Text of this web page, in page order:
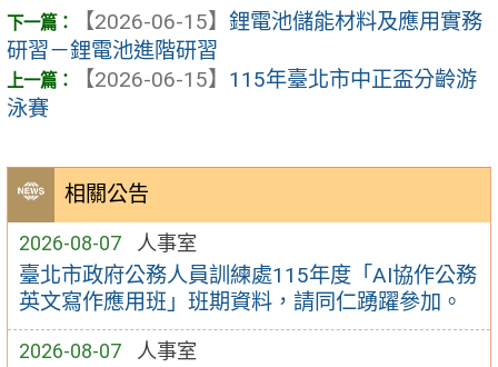
相關公告
2026-08-07 人事室
臺北市政府公務人員訓練處115年度「AI協作公務
英文寫作應用班」班期資料，請同仁踴躍參加。
2026-08-07 人事室
【2026-06-15】 鋰電池儲能材料及應用實務
研習－鋰電池進階研習
【2026-06-15】 115年臺北市中正盃分齡游
泳賽